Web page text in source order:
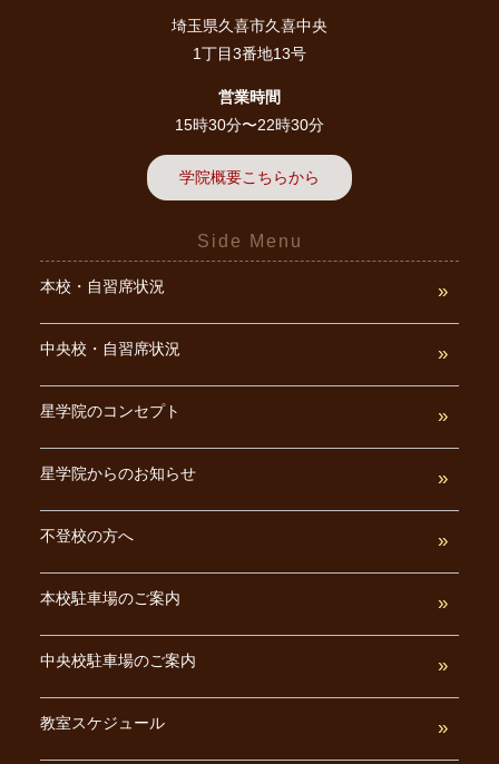
埼玉県久喜市久喜中央
1丁目3番地13号
営業時間
15時30分〜22時30分
学院概要こちらから
Side Menu
本校・自習席状況
中央校・自習席状況
星学院のコンセプト
星学院からのお知らせ
不登校の方へ
本校駐車場のご案内
中央校駐車場のご案内
教室スケジュール